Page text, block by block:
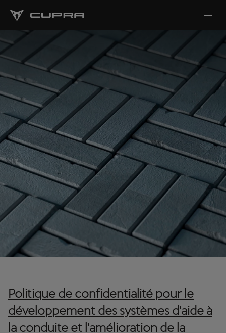
Politique de confidentialité pour le
développement des systèmes d'aide à
la conduite et l'amélioration de la